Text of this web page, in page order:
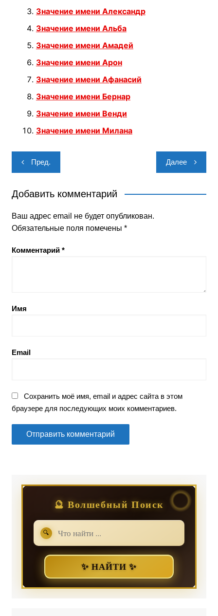
Значение имени Александр
Значение имени Альба
Значение имени Амадей
Значение имени Арон
Значение имени Афанасий
Значение имени Бернар
Значение имени Венди
Значение имени Милана
Навигация
по
записям
Пред. Далее
Добавить комментарий
Ваш адрес email не будет опубликован.
Обязательные поля помечены *
Комментарий *
Имя
Email
Сохранить моё имя, email и адрес сайта в этом
браузере для последующих моих комментариев.
🔮 Волшебный Поиск
🔍
✨ НАЙТИ ✨